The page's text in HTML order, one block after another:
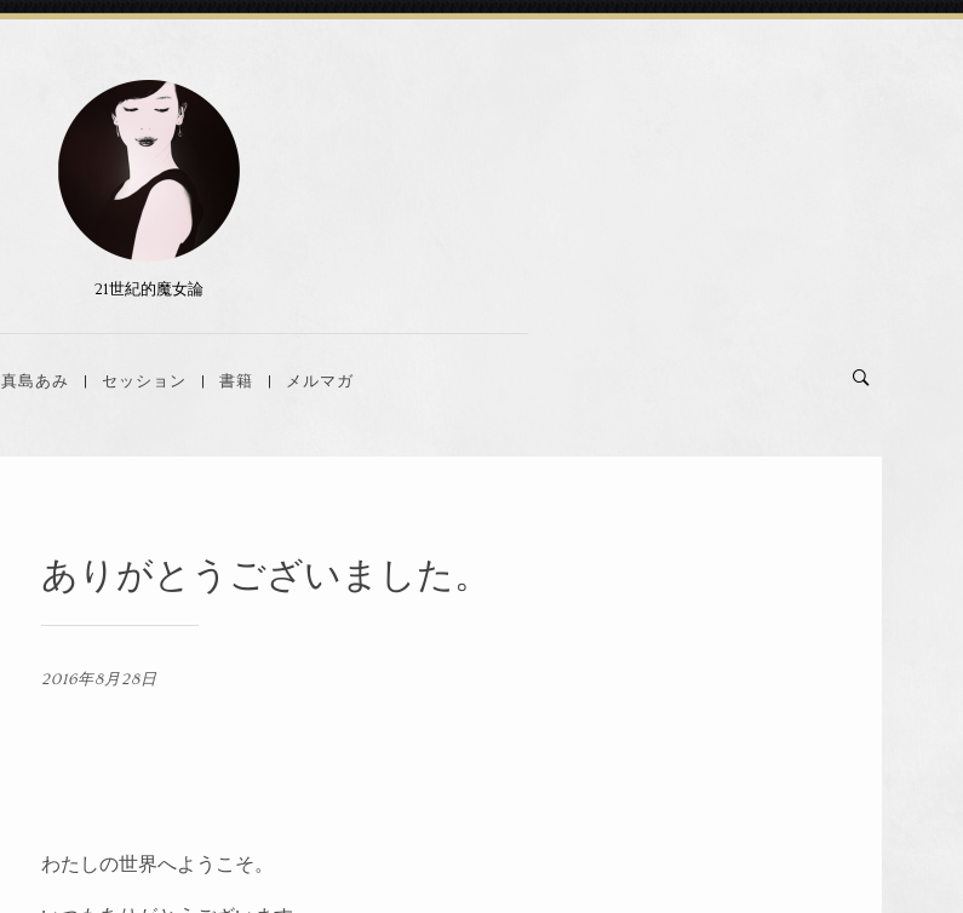
21世紀的魔女論
真島あみ セッション 書籍 メルマガ
ありがとうございました。
2016年8月28日
わたしの世界へようこそ。